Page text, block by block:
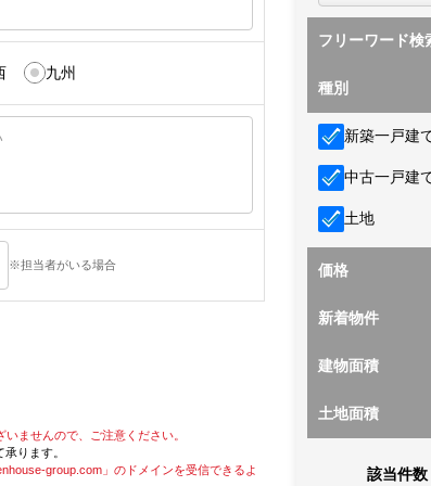
九州
※担当者がいる場合
ませんので、ご注意ください。
ります。
group.com」のドメインを受信できるよ
フリーワード検
種別
新築一戸建
中古一戸建
土地
価格
新着物件
建物面積
土地面積
該当件数